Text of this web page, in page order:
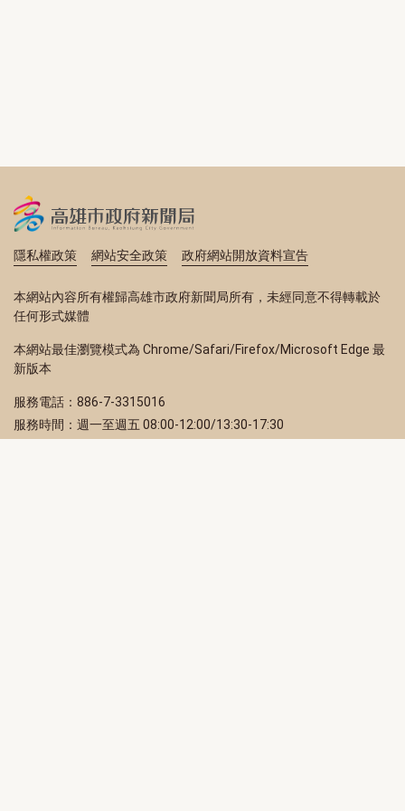
隱私權政策 網站安全政策 政府網站開放資料宣告
本網站內容所有權歸高雄市政府新聞局所有，未經同意不得轉載於
任何形式媒體
本網站最佳瀏覽模式為 Chrome/Safari/Firefox/Microsoft Edge 最
新版本
服務電話：886-7-3315016
服務時間：週一至週五 08:00-12:00/13:30-17:30